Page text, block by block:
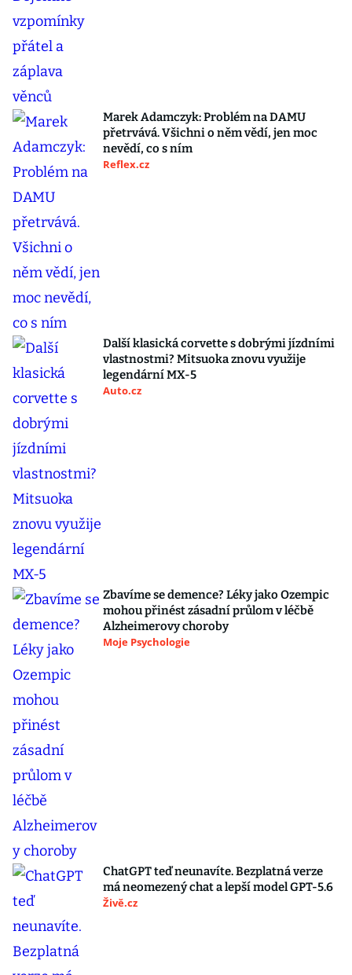
Marek Adamczyk: Problém na DAMU
přetrvává. Všichni o něm vědí, jen moc
nevědí, co s ním
Reflex.cz
Další klasická corvette s dobrými jízdními
vlastnostmi? Mitsuoka znovu využije
legendární MX-5
Auto.cz
Zbavíme se demence? Léky jako Ozempic
mohou přinést zásadní průlom v léčbě
Alzheimerovy choroby
Moje Psychologie
ChatGPT teď neunavíte. Bezplatná verze
má neomezený chat a lepší model GPT-5.6
Živě.cz